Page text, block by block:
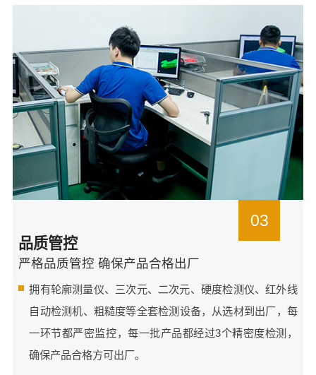
03
品质管控
严格品质管控 确保产品合格出厂
拥有轮廓测量仪、三次元、二次元、硬度检测仪、红外线
自动检测机、粗糙度等全套检测设备，从选材到出厂，每
一环节都严密监控，每一批产品都经过3个精密度检测，
确保产品合格方可出厂。